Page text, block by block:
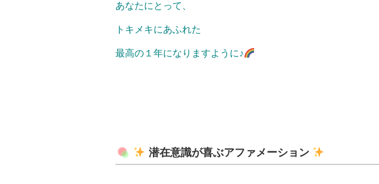
あなたにとって、
トキメキにあふれた
最高の１年になりますように♪
潜在意識が喜ぶアファメーション